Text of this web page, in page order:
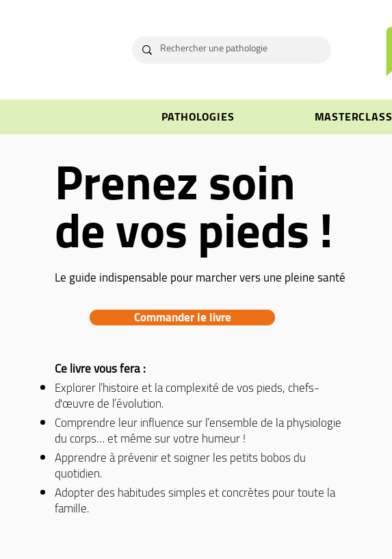
PATHOLOGIES MASTERCLASS
Prenez soin
de vos pieds !
Le guide indispensable pour marcher vers une pleine santé
Commander le livre
​​Ce livre vous fera :
Explorer l’histoire et la complexité de vos pieds, chefs-
d'œuvre de l’évolution.
Comprendre leur influence sur l’ensemble de la physiologie
du corps… et même sur votre humeur !
Apprendre à prévenir et soigner les petits bobos du
quotidien.
Adopter des habitudes simples et concrètes pour toute la
famille.